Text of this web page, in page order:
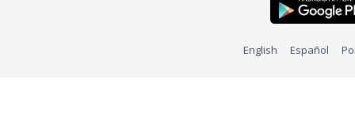
English Español